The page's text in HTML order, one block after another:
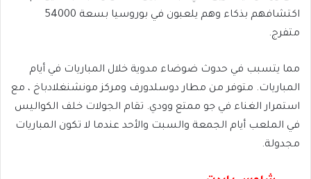
اكتشافهم بذكاء وهم يلعبون في بوروسيا بسعة 54000
متفرج.
مما يتسبب في حدوث ضوضاء مدوية خلال المباريات في أيام
المباريات. متوفر من مطار دوسلدورف ومركز مونشنغلادباخ ، مع
استمرار الغناء في جو ممتع وودي. تقام الجولات خلف الكواليس
في الملعب أيام الجمعة والسبت والأحد عندما لا تكون المباريات
مجدولة.